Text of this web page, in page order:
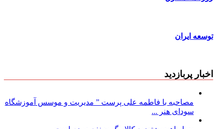
توسعه ایران
اخبار پربازدید
مصاحبه با فاطمه علی پرست ” مدیریت و موسس آموزشگاه
سودای هنر ...